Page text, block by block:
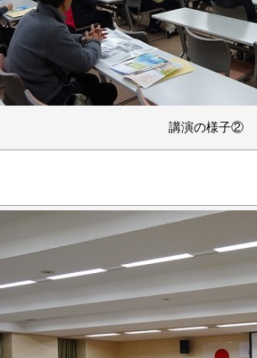
講演の様子②